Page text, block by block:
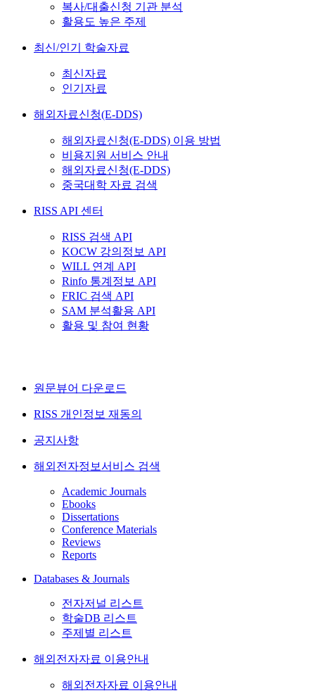
복사/대출신청 기관 분석
활용도 높은 주제
최신/인기 학술자료
최신자료
인기자료
해외자료신청(E-DDS)
해외자료신청(E-DDS) 이용 방법
비용지원 서비스 안내
해외자료신청(E-DDS)
중국대학 자료 검색
RISS API 센터
RISS 검색 API
KOCW 강의정보 API
WILL 연계 API
Rinfo 통계정보 API
FRIC 검색 API
SAM 분석활용 API
활용 및 참여 현황
원문뷰어 다운로드
RISS 개인정보 재동의
공지사항
해외전자정보서비스 검색
Academic Journals
Ebooks
Dissertations
Conference Materials
Reviews
Reports
Databases & Journals
전자저널 리스트
학술DB 리스트
주제별 리스트
해외전자자료 이용안내
해외전자자료 이용안내